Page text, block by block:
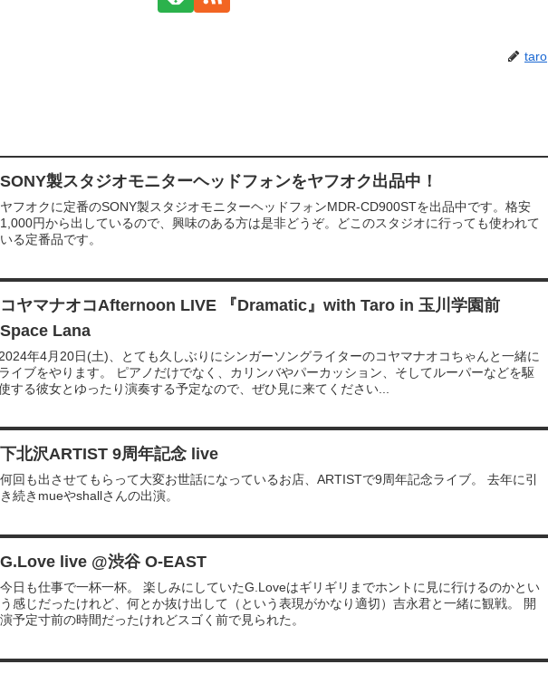
taro
SONY製スタジオモニターヘッドフォンをヤフオク出品中！
ヤフオクに定番のSONY製スタジオモニターヘッドフォンMDR-CD900STを出品中です。格安
1,000円から出しているので、興味のある方は是非どうぞ。どこのスタジオに行っても使われて
いる定番品です。
コヤマナオコAfternoon LIVE 『Dramatic』with Taro in 玉川学園前
Space Lana
2024年4月20日(土)、とても久しぶりにシンガーソングライターのコヤマナオコちゃんと一緒に
ライブをやります。 ピアノだけでなく、カリンバやパーカッション、そしてルーパーなどを駆
する彼女とゆったり演奏する予定なので、ぜひ見に来てください...
下北沢ARTIST 9周年記念 live
何回も出させてもらって大変お世話になっているお店、ARTISTで9周年記念ライブ。 去年に引
き続きmueやshallさんの出演。
G.Love live @渋谷 O-EAST
今日も仕事で一杯一杯。 楽しみにしていたG.Loveはギリギリまでホントに見に行けるのかとい
う感じだったけれど、何とか抜け出して（という表現がかなり適切）吉永君と一緒に観戦。 開
演予定寸前の時間だったけれどスゴく前で見られた。